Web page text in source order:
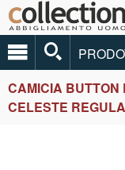
CAMICIA BUTTON
CELESTE